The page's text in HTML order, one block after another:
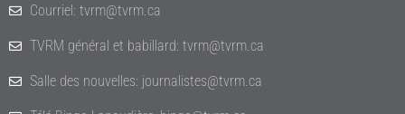
Courriel: tvrm@tvrm.ca
TVRM général et babillard: tvrm@tvrm.ca
Salle des nouvelles: journalistes@tvrm.ca